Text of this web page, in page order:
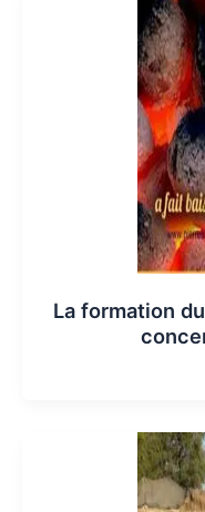
La formation